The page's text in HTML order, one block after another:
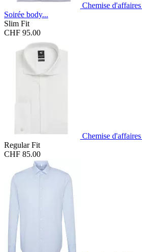
Chemise
Soirée body...
Slim Fit
CHF 95.00
Chemise
Regular Fit
CHF 85.00